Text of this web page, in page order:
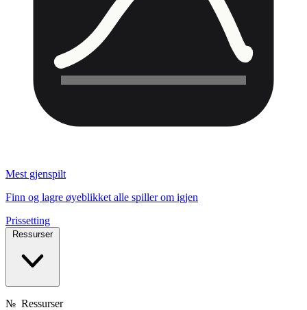
Mest gjenspilt
Finn og lagre øyeblikket alle spiller om igjen
Prissetting
Ressurser
№ Ressurser